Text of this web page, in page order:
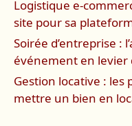
Logistique e-
site pour sa
Soirée d’entreprise :
événement en levier
Gestion locative :
mettre un bien en